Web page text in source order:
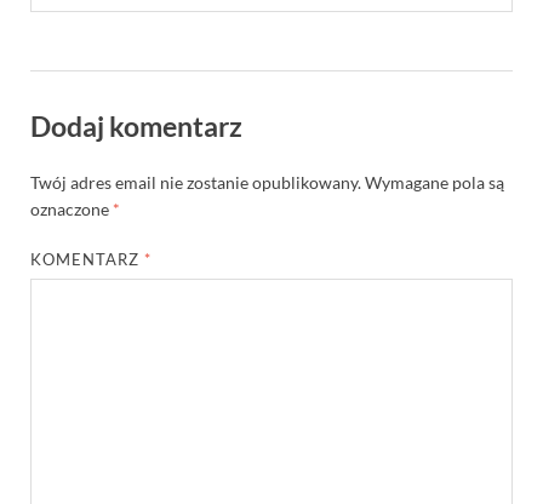
Dodaj komentarz
Twój adres email nie zostanie opublikowany.Wymagane pola są
oznaczone *
KOMENTARZ *